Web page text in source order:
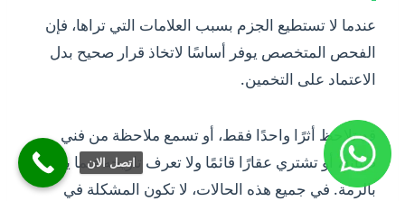
عندما لا تستطيع الجزم بسبب العلامات التي تراها، فإن
الفحص المتخصص يوفر أساسًا لاتخاذ قرار صحيح بدل
الاعتماد على التخمين.
قد تلاحظ أثرًا واحدًا فقط، أو تسمع ملاحظة من فني
صيانة، أو تشتري عقارًا قائمًا ولا تعرف تاريخه فيما يتعلق
بالرمة. في جميع هذه الحالات، لا تكون المشكلة في
اتصل الان